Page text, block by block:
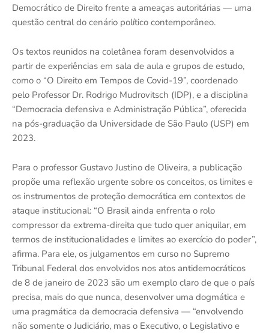
Democrático de Direito frente a ameaças autoritárias — uma
questão central do cenário político contemporâneo.
Os textos reunidos na coletânea foram desenvolvidos a
partir de experiências em sala de aula e grupos de estudo,
como o “O Direito em Tempos de Covid-19”, coordenado
pelo Professor Dr. Rodrigo Mudrovitsch (IDP), e a disciplina
“Democracia defensiva e Administração Pública”, oferecida
na pós-graduação da Universidade de São Paulo (USP) em
2023.
Para o professor Gustavo Justino de Oliveira, a publicação
propõe uma reflexão urgente sobre os conceitos, os limites e
os instrumentos de proteção democrática em contextos de
ataque institucional: “O Brasil ainda enfrenta o rolo
compressor da extrema-direita que tudo quer aniquilar, em
termos de institucionalidades e limites ao exercício do poder”,
afirma. Para ele, os julgamentos em curso no Supremo
Tribunal Federal dos envolvidos nos atos antidemocráticos
de 8 de janeiro de 2023 são um exemplo claro de que o país
precisa, mais do que nunca, desenvolver uma dogmática e
uma pragmática da democracia defensiva — “envolvendo
não somente o Judiciário, mas o Executivo, o Legislativo e